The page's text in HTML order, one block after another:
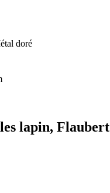
doré
lapin, Flaubert